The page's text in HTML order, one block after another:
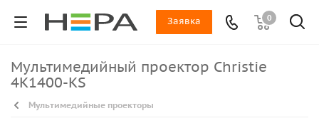
0
Заявка
Мультимедийный проектор Christie
4K1400-KS
Мультимедийные проекторы